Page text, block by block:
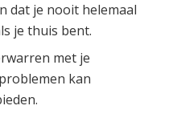
dat je nooit helemaal
je thuis bent.
met je
kan